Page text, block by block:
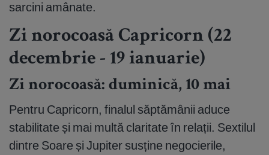
sarcini amânate.
Zi norocoasă Capricorn (22
decembrie - 19 ianuarie)
Zi norocoasă: duminică, 10 mai
Pentru Capricorn, finalul săptămânii aduce
stabilitate și mai multă claritate în relații. Sextilul
dintre Soare și Jupiter susține negocierile,